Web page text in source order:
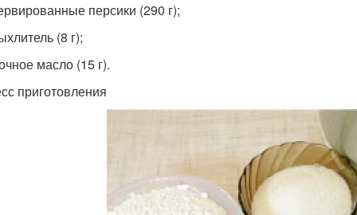
персики (290 г);
(8 г);
масло (15 г).
приготовления